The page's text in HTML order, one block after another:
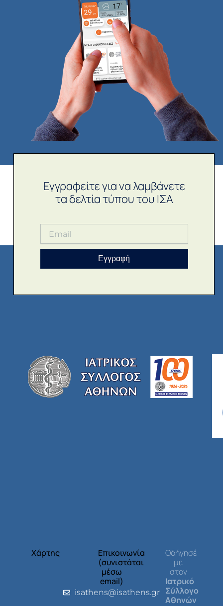
Εγγραφείτε για να λαμβάνετε
τα δελτία τύπου του ΙΣΑ
Εγγραφή
Χάρτης
Επικοινωνία
(συνιστάται
μέσω
email)
isathens@isathens.gr
Οδήγησέ
με
στον
Ιατρικό
Σύλλογο
Αθηνών